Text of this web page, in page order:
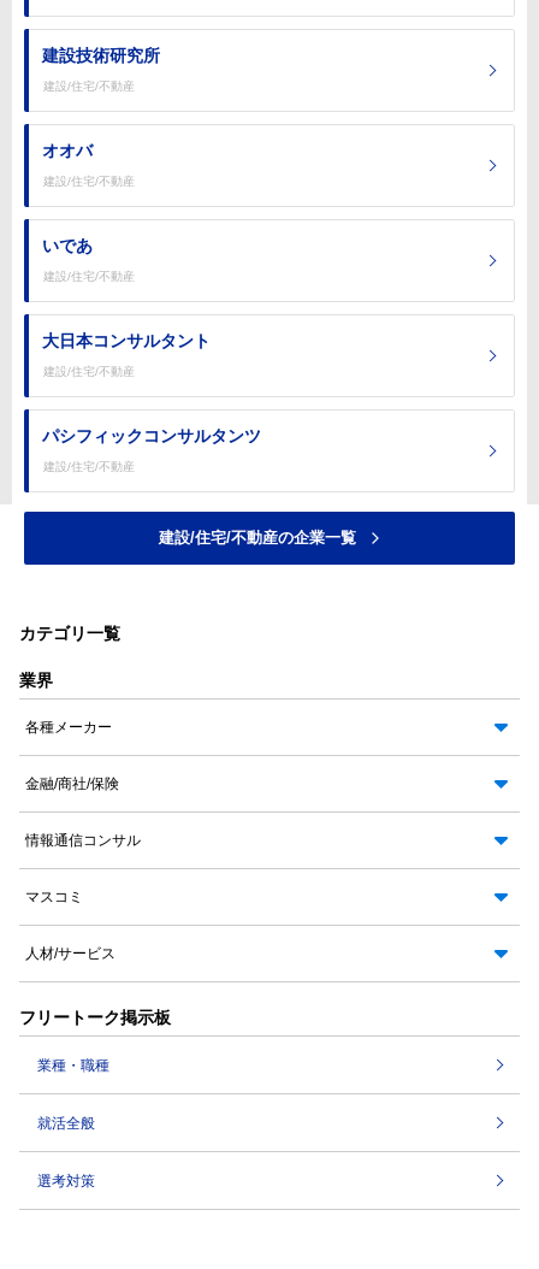
建設技術研究所
建設/住宅/不動産
オオバ
建設/住宅/不動産
いであ
建設/住宅/不動産
大日本コンサルタント
建設/住宅/不動産
パシフィックコンサルタンツ
建設/住宅/不動産
建設/住宅/不動産の企業一覧
カテゴリ一覧
業界
各種メーカー
金融/商社/保険
情報通信コンサル
マスコミ
人材/サービス
フリートーク掲示板
業種・職種
就活全般
選考対策